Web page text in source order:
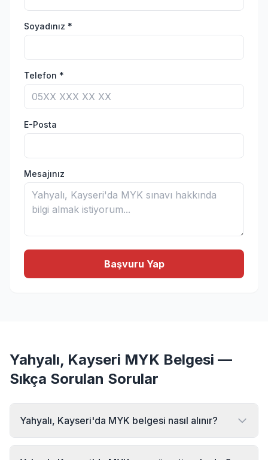
Soyadınız *
Telefon *
E-Posta
Mesajınız
Başvuru Yap
Yahyalı, Kayseri MYK Belgesi —
Sıkça Sorulan Sorular
Yahyalı, Kayseri'da MYK belgesi nasıl alınır?
Yahyalı, Kayseri bölgesinde MYK belgesi almak için MYK
Sınav Merkezi'ne başvurabilirsiniz. Online başvuru formu